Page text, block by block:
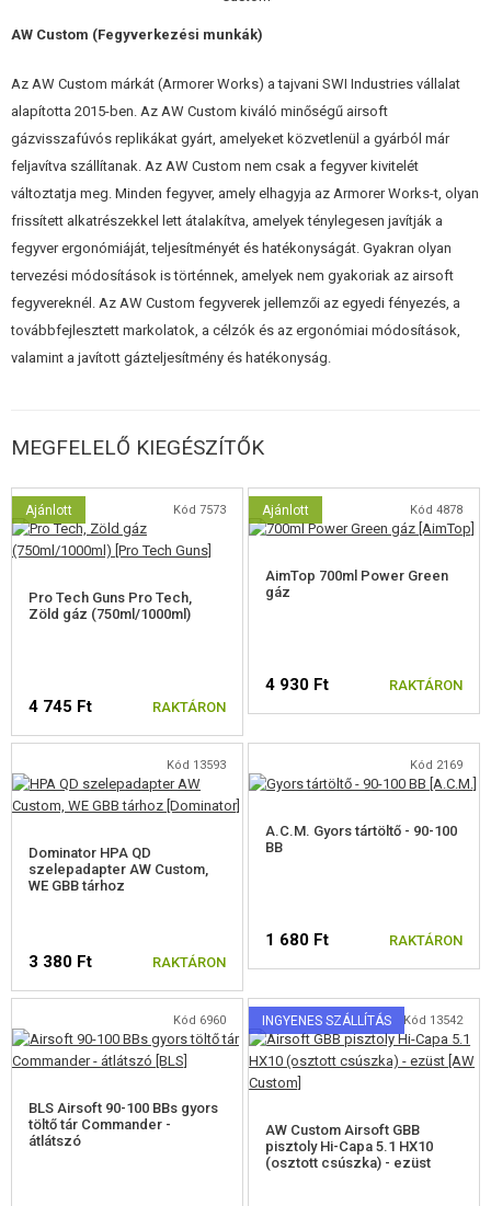
AW Custom (Fegyverkezési munkák)
Az AW Custom márkát (Armorer Works) a tajvani SWI Industries vállalat
alapította 2015-ben. Az AW Custom kiváló minőségű airsoft
gázvisszafúvós replikákat gyárt, amelyeket közvetlenül a gyárból már
feljavítva szállítanak. Az AW Custom nem csak a fegyver kivitelét
változtatja meg. Minden fegyver, amely elhagyja az Armorer Works-t, olyan
frissített alkatrészekkel lett átalakítva, amelyek ténylegesen javítják a
fegyver ergonómiáját, teljesítményét és hatékonyságát. Gyakran olyan
tervezési módosítások is történnek, amelyek nem gyakoriak az airsoft
fegyvereknél. Az AW Custom fegyverek jellemzői az egyedi fényezés, a
továbbfejlesztett markolatok, a célzók és az ergonómiai módosítások,
valamint a javított gázteljesítmény és hatékonyság.
MEGFELELŐ KIEGÉSZÍTŐK
Ajánlott Kód 7573
Pro Tech Guns Pro Tech,
Zöld gáz (750ml/1000ml)
4 745 Ft RAKTÁRON
Ajánlott Kód 4878
AimTop 700ml Power Green
gáz
4 930 Ft RAKTÁRON
Kód 13593
Dominator HPA QD
szelepadapter AW Custom,
WE GBB tárhoz
3 380 Ft RAKTÁRON
Kód 2169
A.C.M. Gyors tártöltő - 90-100
BB
1 680 Ft RAKTÁRON
Kód 6960
BLS Airsoft 90-100 BBs gyors
töltő tár Commander -
átlátszó
INGYENES SZÁLLÍTÁS Kód 13542
AW Custom Airsoft GBB
pisztoly Hi-Capa 5.1 HX10
(osztott csúszka) - ezüst